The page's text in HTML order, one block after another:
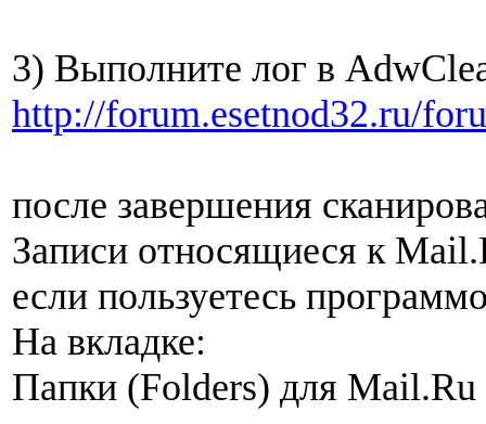
3) Выполните лог в
http://forum.esetnod32.ru/
после завершения
Записи относящиеся к
если пользуетесь
На вкладке:
Папки (Folders) для